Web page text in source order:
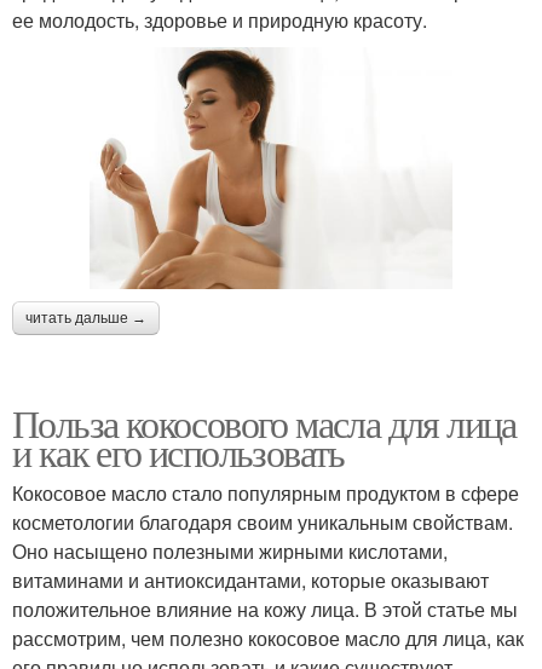
ее молодость, здоровье и природную красоту.
читать дальше →
Польза кокосового масла для лица
и как его использовать
Кокосовое масло стало популярным продуктом в сфере
косметологии благодаря своим уникальным свойствам.
Оно насыщено полезными жирными кислотами,
витаминами и антиоксидантами, которые оказывают
положительное влияние на кожу лица. В этой статье мы
рассмотрим, чем полезно кокосовое масло для лица, как